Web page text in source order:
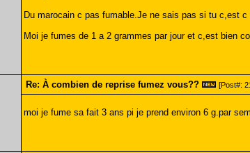
Du marocain c pas fumable.Je ne sais pas si tu c,est
Moi je fumes de 1 a 2 grammes par jour et c,est bien
Re: À combien de reprise fumez vous?? [Post#:
moi je fume sa fait 3 ans pi je prend environ 6 g.par